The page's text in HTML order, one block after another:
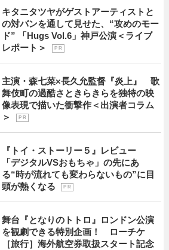
キタニタツヤがゲストアーティストと
の対バンを通して見せた、“攻めのモー
ド” 「Hugs Vol.6」神戸公演＜ライブ
レポート＞
P R
主演・森七菜×長久允監督『炎上』 歌
舞伎町の過酷さときらきらを独特の映
像表現で描いた衝撃作＜出演者コラム
＞
P R
『トイ・ストーリー５』レビュー
「デジタルVSおもちゃ」の先にあ
る“時が流れても変わらないもの”に目
頭が熱くなる
P R
舞台『となりのトトロ』ロンドン公演
を観劇できる特別企画！ ローチケ
［旅行］海外航空券取扱スタート記念